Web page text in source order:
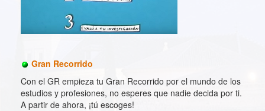
Gran Recorrido
Con el GR empieza tu Gran Recorrido por el mundo de los
estudios y profesiones, no esperes que nadie decida por ti.
A partir de ahora, ¡tú escoges!